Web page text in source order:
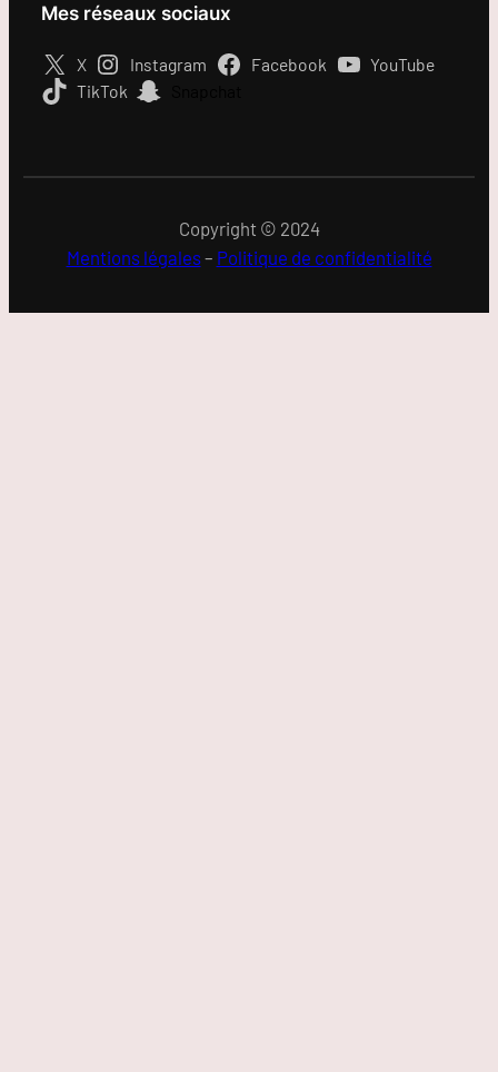
Mes réseaux sociaux
X Instagram Facebook
YouTube
TikTok
Copyright © 2024
Mentions légales– Politique de confidentialité